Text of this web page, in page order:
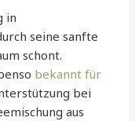
in
seine sanfte
schont.
bekannt für
bei
aus